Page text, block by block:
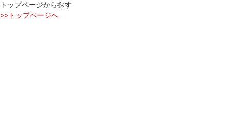
トップページから探す
>>トップページへ